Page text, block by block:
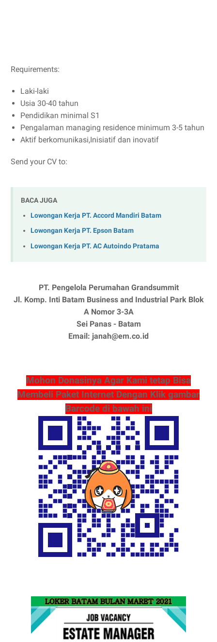
Requirements:
Laki-laki
Usia 30-40 tahun
Pendidikan minimal S1
Pengalaman managing residence minimum 3-5 tahun
Aktif berkomunikasi,Inisiatif dan inovatif
Send your CV to:
BACA JUGA
Lowongan Kerja PT. Accord Mandiri Batam
Lowongan Kerja PT. Epson Batam
Lowongan Kerja PT. AC Autoindo Pratama
PT. Pengelola Perumahan Grandsummit
Jl. Komp. Inti Batam Business and Industrial Park Blok
A Nomor 3-3A
Sei Panas - Batam
Email: janah@em.co.id
Mohon Donasinya Agar Kami tetap Bisa
Membeli Paket Internet Dengan Klik gambar
Barcode di bawah ini